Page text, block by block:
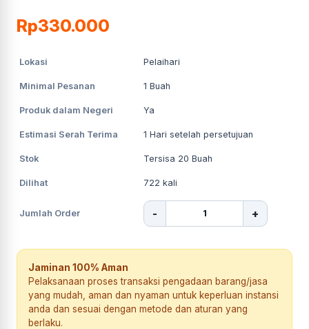
Rp330.000
Lokasi Pelaihari
Minimal Pesanan 1 Buah
Produk dalam Negeri Ya
Estimasi Serah Terima 1 Hari setelah persetujuan
Stok Tersisa 20 Buah
Dilihat 722 kali
Jumlah Order - +
Jaminan 100% Aman
Pelaksanaan proses transaksi pengadaan barang/jasa
yang mudah, aman dan nyaman untuk keperluan instansi
anda dan sesuai dengan metode dan aturan yang
berlaku.